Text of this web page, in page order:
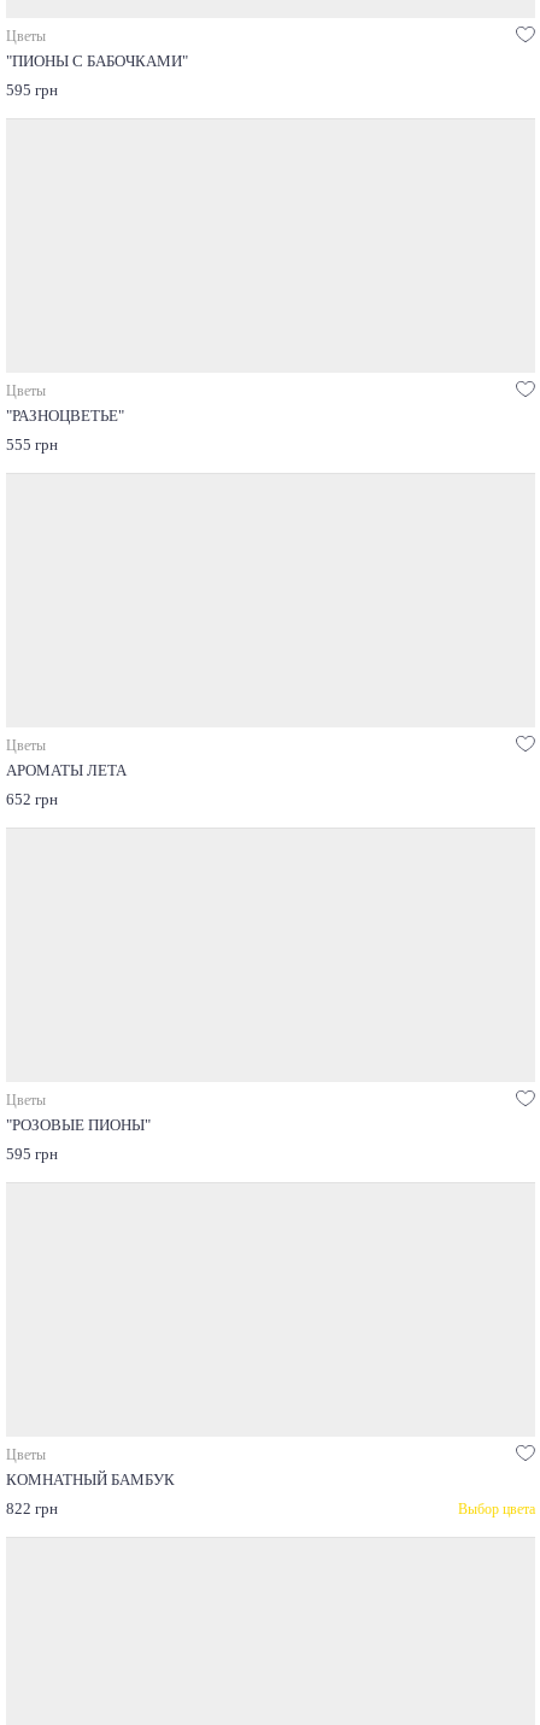
Цветы
"ПИОНЫ С БАБОЧКАМИ"
595 грн
Цветы
"РАЗНОЦВЕТЬЕ"
555 грн
Цветы
АРОМАТЫ ЛЕТА
652 грн
Цветы
"РОЗОВЫЕ ПИОНЫ"
595 грн
Цветы
КОМНАТНЫЙ БАМБУК
822 грн
Выбор цвета